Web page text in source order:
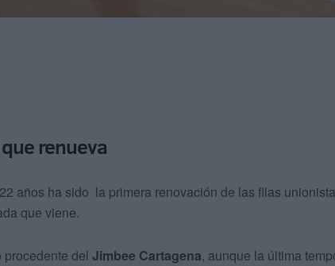
renueva
años ha sido la primera renovación de las filas
que viene.
del Jimbee Cartagena, aunque la última